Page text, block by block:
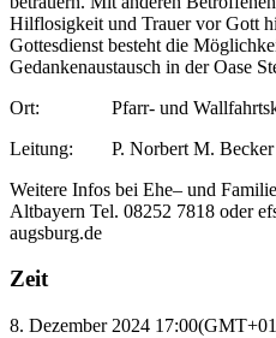
Hilflosigkeit und Trauer vor Gott
Gottesdienst besteht die
Gedankenaustausch in der Oase
Ort: Pfarr- und
Leitung: P. Norbert M. Becker
Weitere Infos bei Ehe– und
Altbayern Tel. 08252 7818 oder
augsburg.de
Zeit
8. Dezember 2024 17:00